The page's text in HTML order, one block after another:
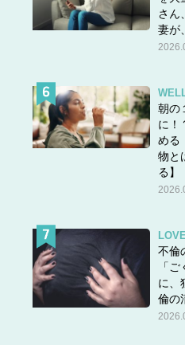
又と、耳（みみ）とか
の耳を切り取って、手
ら、人をとらえる、ひ
出典：取｜漢字一字｜
「取」には「とる。とりあげ
いう意味がありますが、敵兵
えたことに由来する、という
★他の問題にもチャレンジ！
さん
妻が
朝の
に！
める
物と
る】
LOVE
不倫
「
に、
倫の